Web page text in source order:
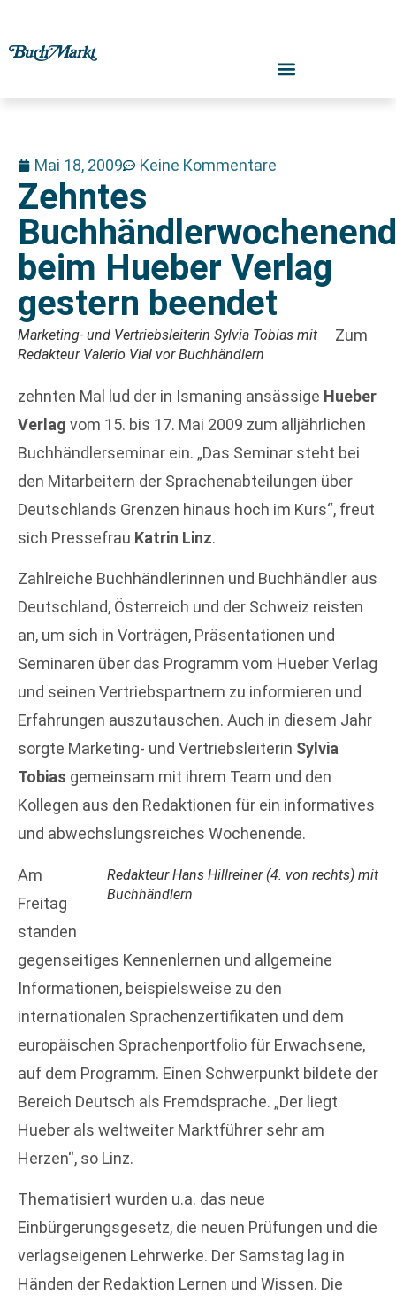
Mai 18, 2009 Keine Kommentare
Zehntes
beim Hueber Verlag
gestern beendet
Marketing- und Vertriebsleiterin Sylvia Tobias mit
Redakteur Valerio Vial vor Buchhändlern
Zum
zehnten Mal lud der in Ismaning ansässige Hueber
Verlag vom 15. bis 17. Mai 2009 zum alljährlichen
Buchhändlerseminar ein. „Das Seminar steht bei
den Mitarbeitern der Sprachenabteilungen über
Deutschlands Grenzen hinaus hoch im Kurs“, freut
sich Pressefrau Katrin Linz.
Zahlreiche Buchhändlerinnen und Buchhändler aus
Deutschland, Österreich und der Schweiz reisten
an, um sich in Vorträgen, Präsentationen und
Seminaren über das Programm vom Hueber Verlag
und seinen Vertriebspartnern zu informieren und
Erfahrungen auszutauschen. Auch in diesem Jahr
sorgte Marketing- und Vertriebsleiterin Sylvia
Tobias gemeinsam mit ihrem Team und den
Kollegen aus den Redaktionen für ein informatives
und abwechslungsreiches Wochenende.
Redakteur Hans Hillreiner (4. von rechts) mit
Buchhändlern
Am
Freitag
standen
gegenseitiges Kennenlernen und allgemeine
Informationen, beispielsweise zu den
internationalen Sprachenzertifikaten und dem
europäischen Sprachenportfolio für Erwachsene,
auf dem Programm. Einen Schwerpunkt bildete der
Bereich Deutsch als Fremdsprache. „Der liegt
Hueber als weltweiter Marktführer sehr am
Herzen“, so Linz.
Thematisiert wurden u.a. das neue
Einbürgerungsgesetz, die neuen Prüfungen und die
verlagseigenen Lehrwerke. Der Samstag lag in
Händen der Redaktion Lernen und Wissen. Die